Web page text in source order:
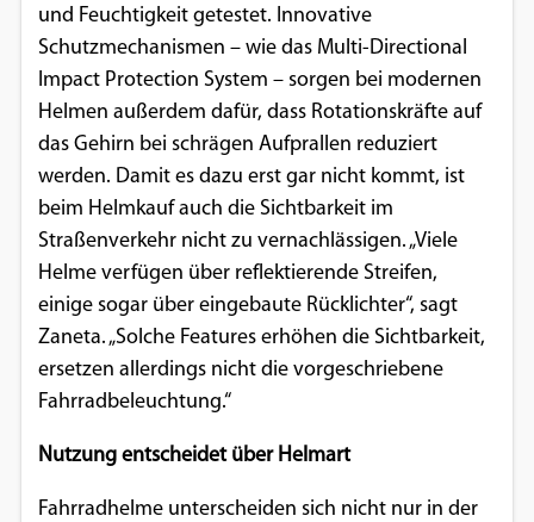
und Feuchtigkeit getestet. Innovative
Schutzmechanismen – wie das Multi-Directional
Impact Protection System – sorgen bei modernen
Helmen außerdem dafür, dass Rotationskräfte auf
das Gehirn bei schrägen Aufprallen reduziert
werden. Damit es dazu erst gar nicht kommt, ist
beim Helmkauf auch die Sichtbarkeit im
Straßenverkehr nicht zu vernachlässigen. „Viele
Helme verfügen über reflektierende Streifen,
einige sogar über eingebaute Rücklichter“, sagt
Zaneta. „Solche Features erhöhen die Sichtbarkeit,
ersetzen allerdings nicht die vorgeschriebene
Fahrradbeleuchtung.“
Nutzung entscheidet über Helmart
Fahrradhelme unterscheiden sich nicht nur in der